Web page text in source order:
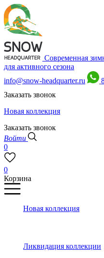
Современная
для активного сезона
info@snow-headquarter.ru
Заказать звонок
Новая коллекция
Заказать звонок
Войти
0
0
Корзина
Новая коллекция
Ликвидация коллекции